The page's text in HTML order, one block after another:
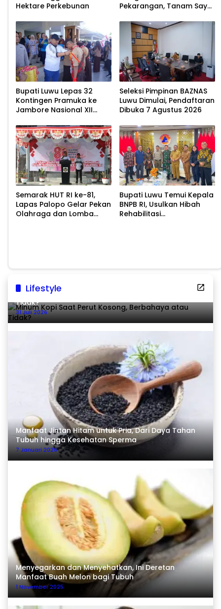
Hektare Perkebunan
Pekarangan, Tanam Sayur
Bupati Luwu Lepas 32
Kontingen Pramuka ke
Jambore Nasional XII
Seleksi Pimpinan BAZNAS
Luwu Dimulai, Pendaftaran
Dibuka 7 Agustus 2026
Semarak HUT RI ke-81,
Lapas Palopo Gelar Pekan
Olahraga dan Lomba
Bupati Luwu Temui Kepala
BNPB RI, Usulkan Hibah
Rehabilitasi
Lifestyle
Minum Kopi Saat Perut Kosong, Berbahaya atau
Tidak?
31 Juli 2026
Manfaat Jintan Hitam untuk Pria, Dari Daya Tahan
Tubuh hingga Kesehatan Sperma
7 Januari 2026
Menyegarkan dan Menyehatkan, Ini Deretan
Manfaat Buah Melon bagi Tubuh
1 November 2025